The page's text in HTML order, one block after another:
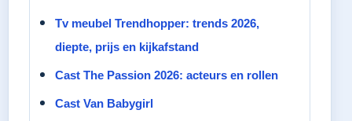
Tv meubel Trendhopper: trends 2026,
diepte, prijs en kijkafstand
Cast The Passion 2026: acteurs en rollen
Cast Van Babygirl